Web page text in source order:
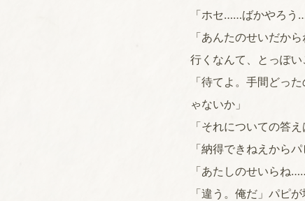
「ホセ……ばかやろう
「あんたのせいだか
行くなんて、とっぽい
「待てよ。手間どっ
ゃないか」
「それについての答
「納得できねえから
「あたしのせいらね
「違う。俺だ」パピ